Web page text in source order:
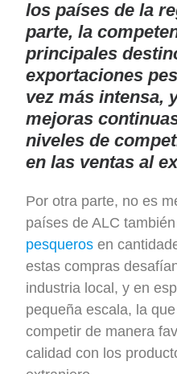
los países de la
parte, la
principales
exportaciones
vez más intensa,
mejoras
niveles de
en las ventas al
Por otra parte, no es
países de ALC
pesqueros en
estas compras
industria local, y en
pequeña escala, la
competir de manera
calidad con los